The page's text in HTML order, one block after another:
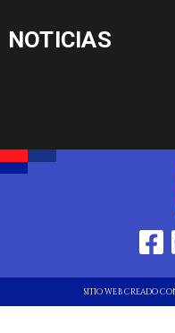
NOTICIAS
SITIO WEB CREADO